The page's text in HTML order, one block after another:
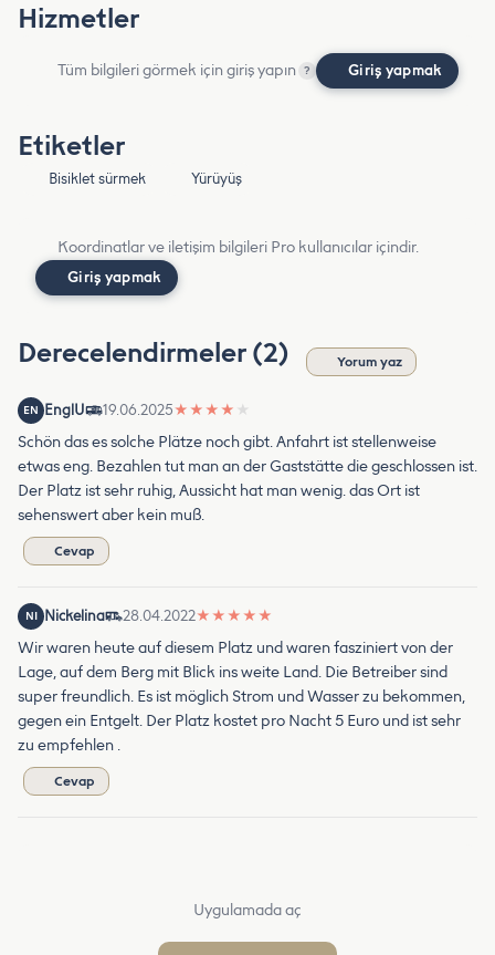
Hizmetler
Tüm bilgileri görmek için giriş yapın ? Giriş yapmak
Etiketler
Bisiklet sürmek Yürüyüş
Koordinatlar ve iletişim bilgileri Pro kullanıcılar içindir.
Giriş yapmak
Derecelendirmeler (2) Yorum yaz
EN EnglU 19.06.2025★ ★ ★ ★ ★
Schön das es solche Plätze noch gibt. Anfahrt ist stellenweise
etwas eng. Bezahlen tut man an der Gaststätte die geschlossen ist.
Der Platz ist sehr ruhig, Aussicht hat man wenig. das Ort ist
sehenswert aber kein muß.
Cevap
NI Nickelina 28.04.2022★ ★ ★ ★ ★
Wir waren heute auf diesem Platz und waren fasziniert von der
Lage, auf dem Berg mit Blick ins weite Land. Die Betreiber sind
super freundlich. Es ist möglich Strom und Wasser zu bekommen,
gegen ein Entgelt. Der Platz kostet pro Nacht 5 Euro und ist sehr
zu empfehlen .
Cevap
Uygulamada aç